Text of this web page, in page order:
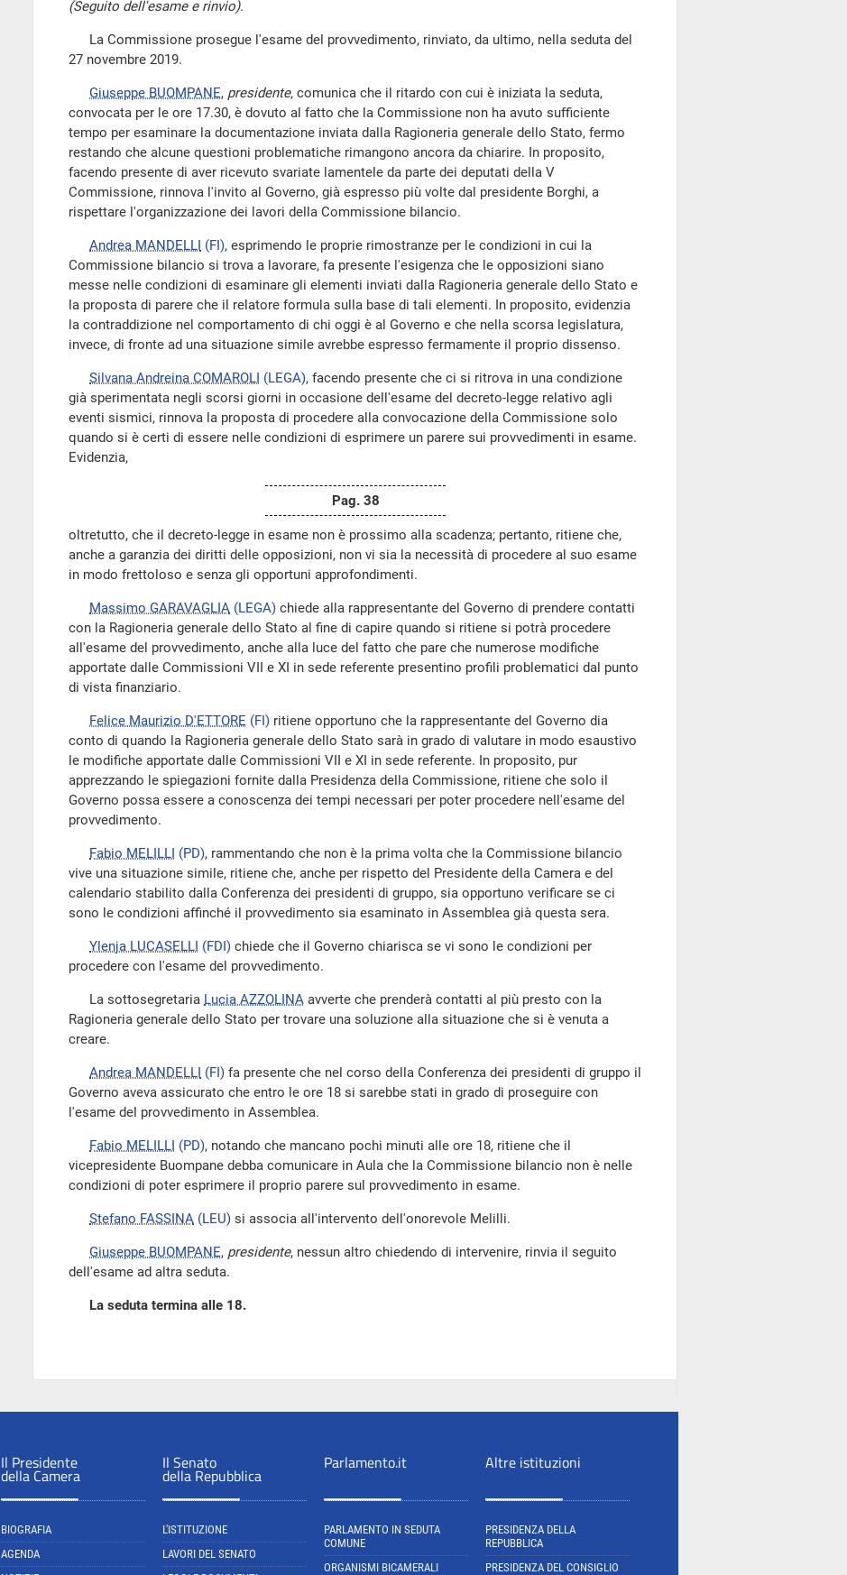
(Seguito dell'esame e rinvio).
La Commissione prosegue l'esame del provvedimento, rinviato, da ultimo, nella seduta del
27 novembre 2019.
Giuseppe BUOMPANE, presidente, comunica che il ritardo con cui è iniziata la seduta,
convocata per le ore 17.30, è dovuto al fatto che la Commissione non ha avuto sufficiente
tempo per esaminare la documentazione inviata dalla Ragioneria generale dello Stato, fermo
restando che alcune questioni problematiche rimangono ancora da chiarire. In proposito,
facendo presente di aver ricevuto svariate lamentele da parte dei deputati della V
Commissione, rinnova l'invito al Governo, già espresso più volte dal presidente Borghi, a
rispettare l'organizzazione dei lavori della Commissione bilancio.
Andrea MANDELLI (FI), esprimendo le proprie rimostranze per le condizioni in cui la
Commissione bilancio si trova a lavorare, fa presente l'esigenza che le opposizioni siano
messe nelle condizioni di esaminare gli elementi inviati dalla Ragioneria generale dello Stato e
la proposta di parere che il relatore formula sulla base di tali elementi. In proposito, evidenzia
la contraddizione nel comportamento di chi oggi è al Governo e che nella scorsa legislatura,
invece, di fronte ad una situazione simile avrebbe espresso fermamente il proprio dissenso.
Silvana Andreina COMAROLI (LEGA), facendo presente che ci si ritrova in una condizione
già sperimentata negli scorsi giorni in occasione dell'esame del decreto-legge relativo agli
eventi sismici, rinnova la proposta di procedere alla convocazione della Commissione solo
quando si è certi di essere nelle condizioni di esprimere un parere sui provvedimenti in esame.
Evidenzia,
Pag. 38
oltretutto, che il decreto-legge in esame non è prossimo alla scadenza; pertanto, ritiene che,
anche a garanzia dei diritti delle opposizioni, non vi sia la necessità di procedere al suo esame
in modo frettoloso e senza gli opportuni approfondimenti.
Massimo GARAVAGLIA (LEGA) chiede alla rappresentante del Governo di prendere contatti
con la Ragioneria generale dello Stato al fine di capire quando si ritiene si potrà procedere
all'esame del provvedimento, anche alla luce del fatto che pare che numerose modifiche
apportate dalle Commissioni VII e XI in sede referente presentino profili problematici dal punto
di vista finanziario.
Felice Maurizio D'ETTORE (FI) ritiene opportuno che la rappresentante del Governo dia
conto di quando la Ragioneria generale dello Stato sarà in grado di valutare in modo esaustivo
le modifiche apportate dalle Commissioni VII e XI in sede referente. In proposito, pur
apprezzando le spiegazioni fornite dalla Presidenza della Commissione, ritiene che solo il
Governo possa essere a conoscenza dei tempi necessari per poter procedere nell'esame del
provvedimento.
Fabio MELILLI (PD), rammentando che non è la prima volta che la Commissione bilancio
vive una situazione simile, ritiene che, anche per rispetto del Presidente della Camera e del
calendario stabilito dalla Conferenza dei presidenti di gruppo, sia opportuno verificare se ci
sono le condizioni affinché il provvedimento sia esaminato in Assemblea già questa sera.
Ylenja LUCASELLI (FDI) chiede che il Governo chiarisca se vi sono le condizioni per
procedere con l'esame del provvedimento.
La sottosegretaria Lucia AZZOLINA avverte che prenderà contatti al più presto con la
Ragioneria generale dello Stato per trovare una soluzione alla situazione che si è venuta a
creare.
Andrea MANDELLI (FI) fa presente che nel corso della Conferenza dei presidenti di gruppo il
Governo aveva assicurato che entro le ore 18 si sarebbe stati in grado di proseguire con
l'esame del provvedimento in Assemblea.
Fabio MELILLI (PD), notando che mancano pochi minuti alle ore 18, ritiene che il
vicepresidente Buompane debba comunicare in Aula che la Commissione bilancio non è nelle
condizioni di poter esprimere il proprio parere sul provvedimento in esame.
Stefano FASSINA (LEU) si associa all'intervento dell'onorevole Melilli.
Giuseppe BUOMPANE, presidente, nessun altro chiedendo di intervenire, rinvia il seguito
dell'esame ad altra seduta.
La seduta termina alle 18.
Il Presidente
della Camera
BIOGRAFIA
AGENDA
Il Senato
della Repubblica
L'ISTITUZIONE
LAVORI DEL SENATO
Parlamento.it
PARLAMENTO IN SEDUTA
COMUNE
ORGANISMI BICAMERALI
Altre istituzioni
PRESIDENZA DELLA
REPUBBLICA
PRESIDENZA DEL CONSIGLIO